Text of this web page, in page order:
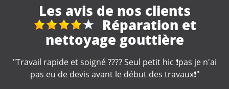
Les avis de nos clients
Fuite toiture
"Artisan réactif et compétent. A recommander "
De Nounette